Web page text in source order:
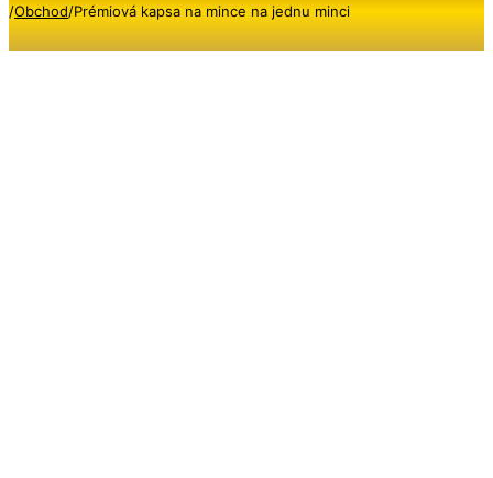
/Obchod/Prémiová kapsa na mince na jednu minci